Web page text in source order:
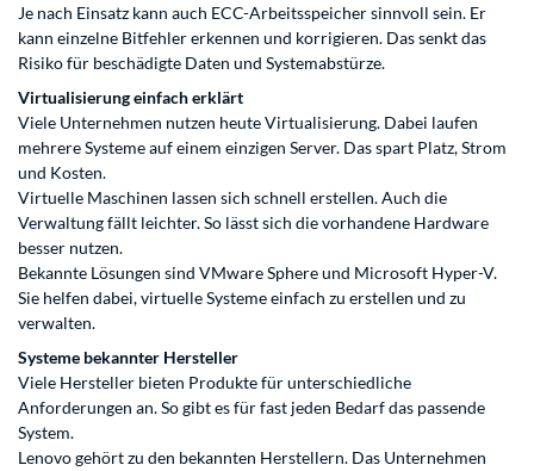
Je nach Einsatz kann auch ECC-Arbeitsspeicher sinnvoll sein. Er
kann einzelne Bitfehler erkennen und korrigieren. Das senkt das
Risiko für beschädigte Daten und Systemabstürze.
Virtualisierung einfach erklärt
Viele Unternehmen nutzen heute Virtualisierung. Dabei laufen
mehrere Systeme auf einem einzigen Server. Das spart Platz, Strom
und Kosten.
Virtuelle Maschinen lassen sich schnell erstellen. Auch die
Verwaltung fällt leichter. So lässt sich die vorhandene Hardware
besser nutzen.
Bekannte Lösungen sind VMware Sphere und Microsoft Hyper-V.
Sie helfen dabei, virtuelle Systeme einfach zu erstellen und zu
verwalten.
Systeme bekannter Hersteller
Viele Hersteller bieten Produkte für unterschiedliche
Anforderungen an. So gibt es für fast jeden Bedarf das passende
System.
Lenovo gehört zu den bekannten Herstellern. Das Unternehmen